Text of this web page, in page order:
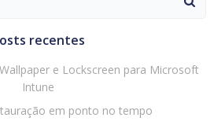
recentes
e Lockscreen para Microsoft
Intune
em ponto no tempo